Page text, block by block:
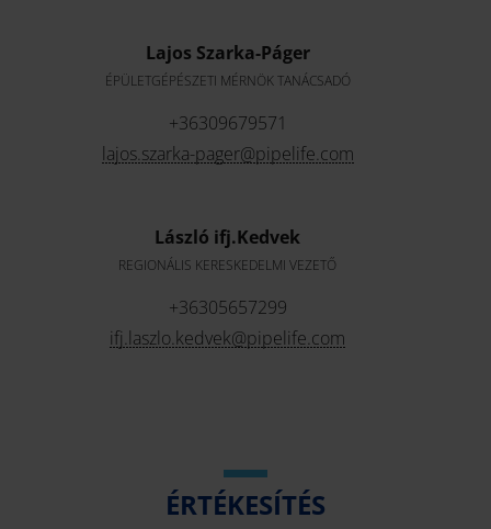
Lajos Szarka-Páger
ÉPÜLETGÉPÉSZETI MÉRNÖK TANÁCSADÓ
+36309679571
lajos.szarka-pager@pipelife.com
László ifj.Kedvek
REGIONÁLIS KERESKEDELMI VEZETŐ
+36305657299
ifj.laszlo.kedvek@pipelife.com
ÉRTÉKESÍTÉS